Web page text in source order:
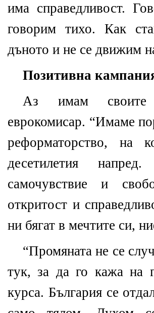
има справедливост.
говорим тихо. Как
дъното и не се движим
Позитивна
Аз имам своите
еврокомисар. “Имаме
реформаторство, на
десетилетия
самочувствие и
откритост и
ни бягат в мечтите си,
“Промяната не се
тук, за да го кажа на
курса. България се